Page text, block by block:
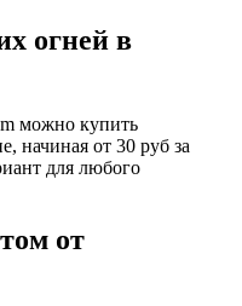
огней в
можно купить
начиная от 30 руб за
для любого
от